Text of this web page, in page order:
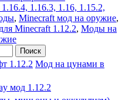
1.16.3, 1.16, 1.15.2,
, Minecraft мод на оружие,
Minecraft 1.12.2, Моды на
Мод на цунами в
мод 1.12.2